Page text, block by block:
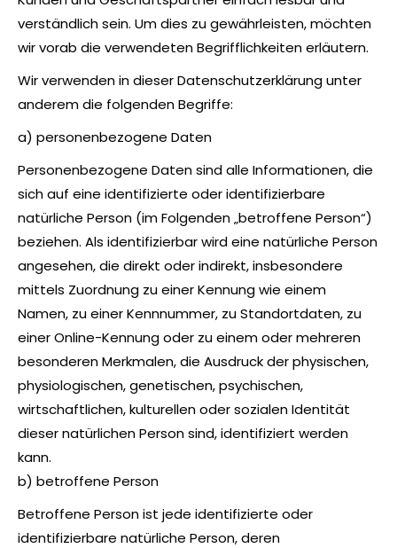
verständlich sein. Um dies zu gewährleisten, möchten
wir vorab die verwendeten Begrifflichkeiten erläutern.
Wir verwenden in dieser Datenschutzerklärung unter
anderem die folgenden Begriffe:
a) personenbezogene Daten
Personenbezogene Daten sind alle Informationen, die
sich auf eine identifizierte oder identifizierbare
natürliche Person (im Folgenden „betroffene Person“)
beziehen. Als identifizierbar wird eine natürliche Person
angesehen, die direkt oder indirekt, insbesondere
mittels Zuordnung zu einer Kennung wie einem
Namen, zu einer Kennnummer, zu Standortdaten, zu
einer Online-Kennung oder zu einem oder mehreren
besonderen Merkmalen, die Ausdruck der physischen,
physiologischen, genetischen, psychischen,
wirtschaftlichen, kulturellen oder sozialen Identität
dieser natürlichen Person sind, identifiziert werden
kann.
b) betroffene Person
Betroffene Person ist jede identifizierte oder
identifizierbare natürliche Person, deren